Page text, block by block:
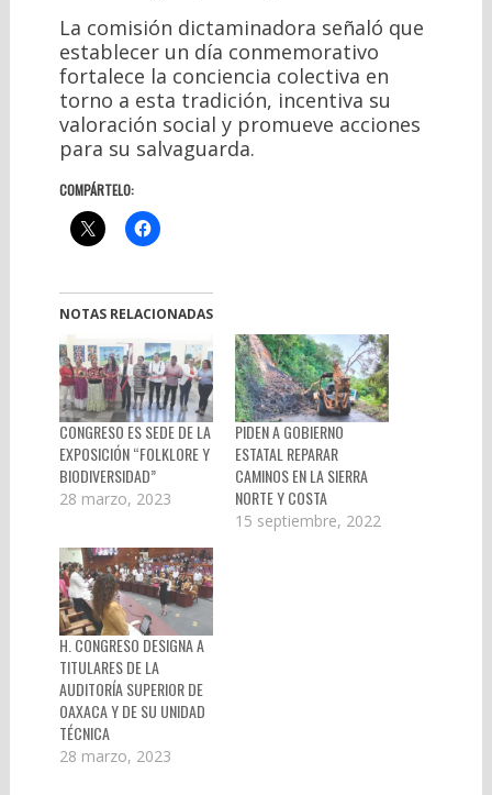
La comisión dictaminadora señaló que
establecer un día conmemorativo
fortalece la conciencia colectiva en
torno a esta tradición, incentiva su
valoración social y promueve acciones
para su salvaguarda.
COMPÁRTELO:
NOTAS RELACIONADAS
CONGRESO ES SEDE DE LA
EXPOSICIÓN “FOLKLORE Y
BIODIVERSIDAD”
28 marzo, 2023
PIDEN A GOBIERNO
ESTATAL REPARAR
CAMINOS EN LA SIERRA
NORTE Y COSTA
15 septiembre, 2022
H. CONGRESO DESIGNA A
TITULARES DE LA
AUDITORÍA SUPERIOR DE
OAXACA Y DE SU UNIDAD
TÉCNICA
28 marzo, 2023